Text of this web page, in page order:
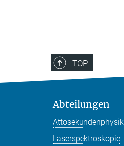
TOP
Abteilungen
Attosekundenphysik
Laserspektroskopie